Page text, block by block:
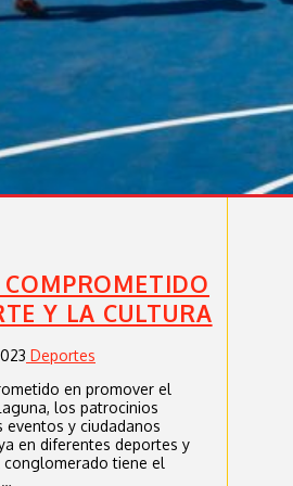
Y LA CULTURA
Deportes
en promover el
los patrocinios
eventos y ciudadanos
en diferentes deportes y
tiene el